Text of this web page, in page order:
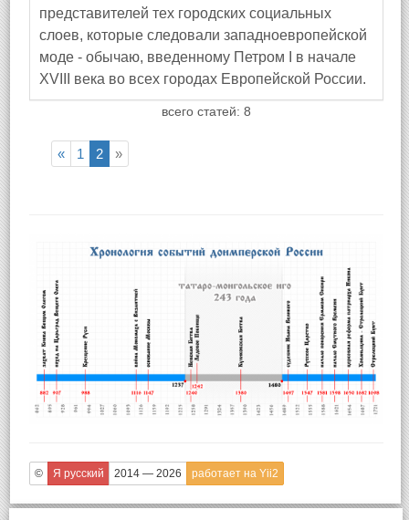
представителей тех городских социальных
слоев, которые следовали западноевропейской
моде - обычаю, введенному Петром I в начале
XVIII века во всех городах Европейской России.
всего статей: 8
« 1 2 »
© Я русский 2014 — 2026 работает на Yii2